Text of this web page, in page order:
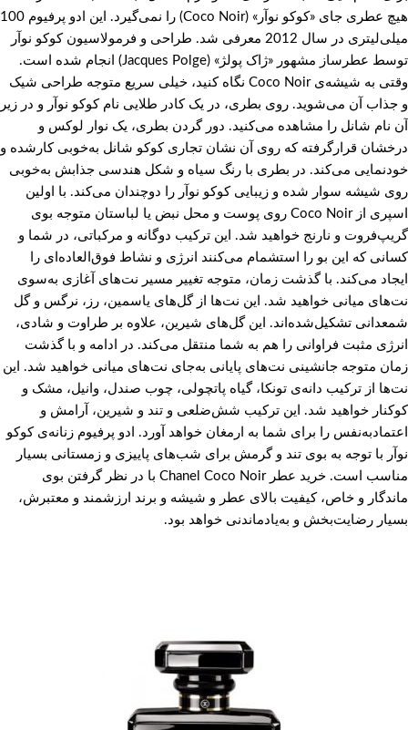
هیچ عطری جای «کوکو نوآر» (Coco Noir) را نمی‌گیرد. این ادو پرفیوم 100
میلی‌لیتری در سال 2012 معرفی شد. طراحی و فرمولاسیون کوکو نوآر
توسط عطرساز مشهور «ژاک پولژ» (Jacques Polge) انجام شده است.
وقتی به شیشه‌ی Coco Noir نگاه کنید، خیلی سریع متوجه طراحی شیک
و جذاب آن می‌شوید. روی بطری، در یک کادر طلایی نام کوکو نوآر و در زیر
آن نام شانل را مشاهده می‌کنید. دور گردن بطری، یک نوار لوکس و
درخشان قرارگرفته که روی آن نشان تجاری کوکو شانل به‌خوبی کارشده و
خودنمایی می‌کند. در بطری با رنگ سیاه و شکل هندسی جذابش به‌خوبی
روی شیشه سوار شده و زیبایی کوکو نوآر را دوچندان می‌کند. با اولین
اسپری از Coco Noir روی پوست و محل نبض یا لباستان متوجه بوی
گریپ‌فروت و نارنج خواهید شد. این ترکیب دوگانه و مرکباتی، در شما و
کسانی که این بو را استشمام می‌کنند انرژی و نشاط فوق‌العاده‌ای را
ایجاد می‌کند. با گذشت زمان، متوجه تغییر مسیر نت‌های آغازی به‌سوی
نت‌های میانی خواهید شد. این نت‌ها از گل‌های یاسمین، رز، نرگس و گل
شمعدانی تشکیل‌شده‌اند. این گل‌های شیرین، علاوه بر طراوت و شادی،
انرژی مثبت فراوانی را هم به شما منتقل می‌کند. در ادامه و با گذشت
زمان متوجه جانشینی نت‌های پایانی به‌جای نت‌های میانی خواهید شد. این
نت‌ها از ترکیب دانه‌ی تونکا، گیاه پاتچولی، چوب صندل، وانیل، مشک و
کوکنار خواهید شد. این ترکیب شش‌ضلعی و تند و شیرین، آرامش و
اعتمادبه‌نفس را برای شما به ارمغان خواهد آورد. ادو پرفیوم زنانه‌ی کوکو
نوآر با توجه به بوی تند و گرمش برای شب‌های پاییزی و زمستانی بسیار
مناسب است. خرید عطر Chanel Coco Noir با در نظر گرفتن بوی
ماندگار و خاص، کیفیت بالای عطر و شیشه و برند ارزشمند و معتبرش،
بسیار رضایت‌بخش و به‌یادماندنی خواهد بود.